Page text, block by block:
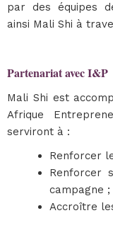
par des équipes
ainsi Mali Shi à
Partenariat avec I&P
Mali Shi est
Afrique
serviront à :
Renforcer
Renforcer
campagne ;
Accroître